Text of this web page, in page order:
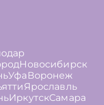
Новосибирск
Уфа Воронеж
Ярославль
ИркутскСамара